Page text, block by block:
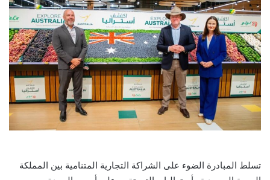
تسلط المبادرة الضوء على الشراكة التجارية المتنامية بين المملكة